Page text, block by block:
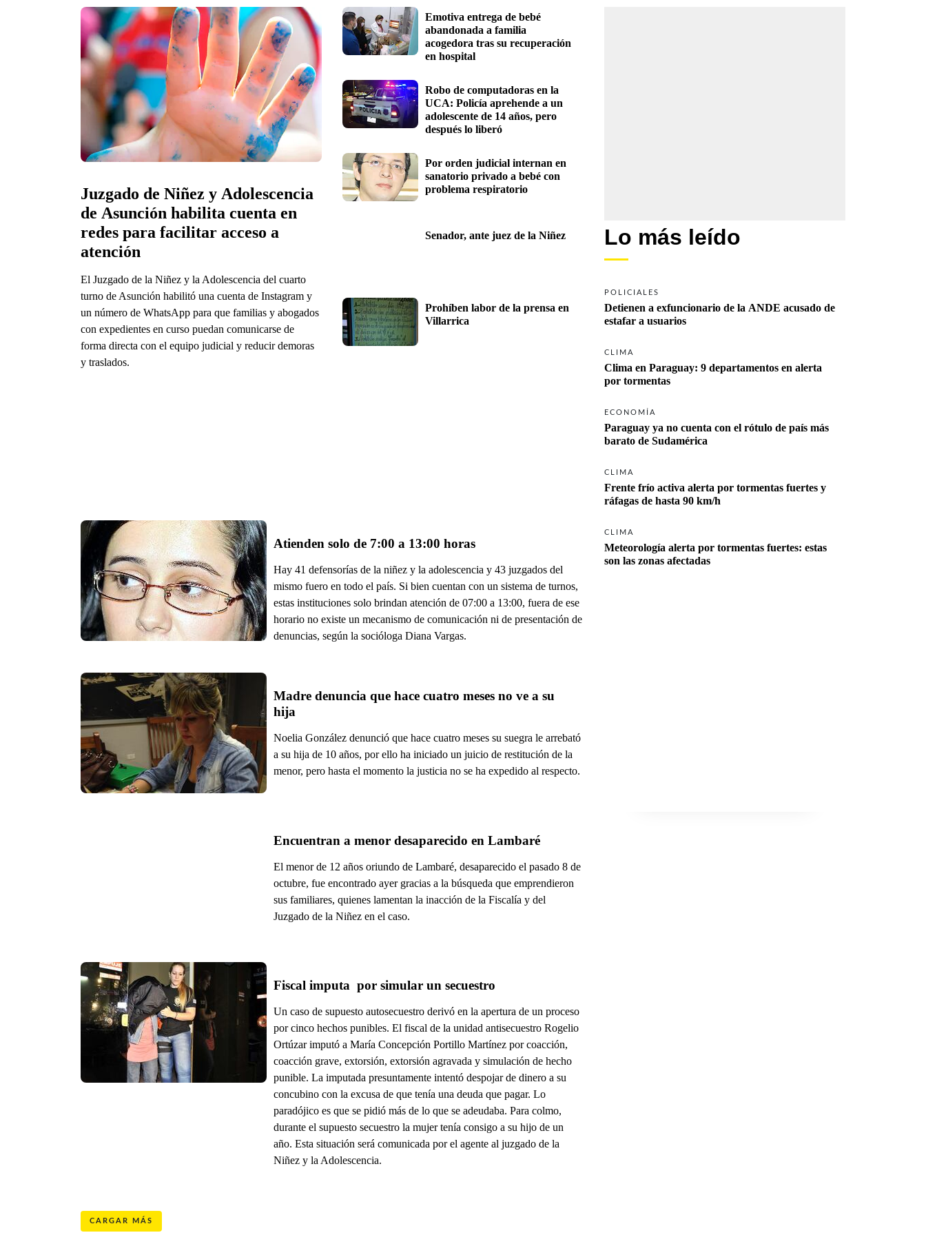
Juzgado de Niñez y Adolescencia
de Asunción habilita cuenta en
redes para facilitar acceso a
atención
El Juzgado de la Niñez y la Adolescencia del cuarto
turno de Asunción habilitó una cuenta de Instagram y
un número de WhatsApp para que familias y abogados
con expedientes en curso puedan comunicarse de
forma directa con el equipo judicial y reducir demoras
y traslados.
Emotiva entrega de bebé
abandonada a familia
acogedora tras su recuperación
Robo de computadoras en la
UCA: Policía aprehende a un
adolescente de 14 años, pero
después lo liberó
Por orden judicial internan en
sanatorio privado a bebé con
problema respiratorio
Senador, ante juez de la Niñez
Prohíben labor de la prensa en
Villarrica
Atienden solo de 7:00 a 13:00 horas
Hay 41 defensorías de la niñez y la adolescencia y 43 juzgados del
mismo fuero en todo el país. Si bien cuentan con un sistema de turnos,
estas instituciones solo brindan atención de 07:00 a 13:00, fuera de ese
horario no existe un mecanismo de comunicación ni de presentación de
denuncias, según la socióloga Diana Vargas.
Madre denuncia que hace cuatro meses no ve a su
hija
Noelia González denunció que hace cuatro meses su suegra le arrebató
a su hija de 10 años, por ello ha iniciado un juicio de restitución de la
menor, pero hasta el momento la justicia no se ha expedido al respecto.
Encuentran a menor desaparecido en Lambaré
El menor de 12 años oriundo de Lambaré, desaparecido el pasado 8 de
octubre, fue encontrado ayer gracias a la búsqueda que emprendieron
sus familiares, quienes lamentan la inacción de la Fiscalía y del
Juzgado de la Niñez en el caso.
Fiscal imputa  por simular un secuestro
Un caso de supuesto autosecuestro derivó en la apertura de un proceso
por cinco hechos punibles. El fiscal de la unidad antisecuestro Rogelio
Ortúzar imputó a María Concepción Portillo Martínez por coacción,
coacción grave, extorsión, extorsión agravada y simulación de hecho
punible. La imputada presuntamente intentó despojar de dinero a su
concubino con la excusa de que tenía una deuda que pagar. Lo
paradójico es que se pidió más de lo que se adeudaba. Para colmo,
durante el supuesto secuestro la mujer tenía consigo a su hijo de un
año. Esta situación será comunicada por el agente al juzgado de la
Niñez y la Adolescencia.
CARGAR MÁS
Lo más leído
POLICIALES
Detienen a exfuncionario de la ANDE acusado de
estafar a usuarios
CLIMA
Clima en Paraguay: 9 departamentos en alerta
por tormentas
ECONOMÍA
Paraguay ya no cuenta con el rótulo de país más
barato de Sudamérica
CLIMA
Frente frío activa alerta por tormentas fuertes y
ráfagas de hasta 90 km/h
CLIMA
Meteorología alerta por tormentas fuertes: estas
son las zonas afectadas